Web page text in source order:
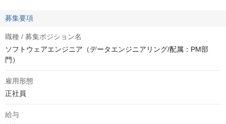
募集要項
職種 / 募集ポジション名
ソフトウェアエンジニア（データエンジニアリング/配属：PM部
門）
雇用形態
正社員
給与